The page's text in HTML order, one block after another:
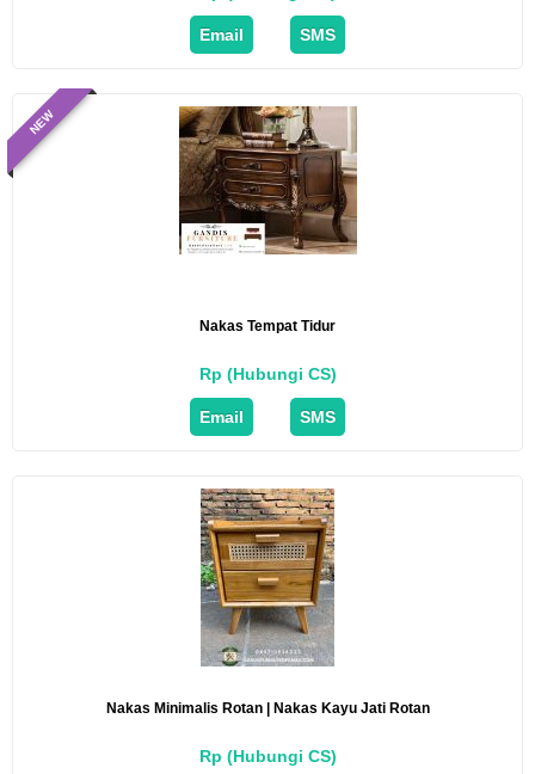
Email SMS
NEW
Nakas Tempat Tidur
Rp (Hubungi CS)
Email SMS
Nakas Minimalis Rotan | Nakas Kayu Jati Rotan
Rp (Hubungi CS)